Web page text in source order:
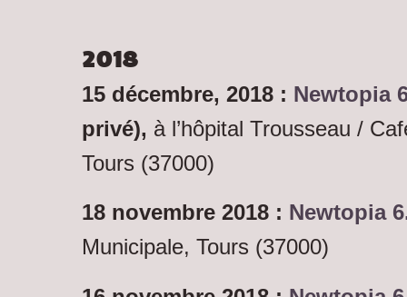
2018
15 décembre, 2018 : Newtopia
privé), à l’hôpital Trousseau /
Tours (37000)
18 novembre 2018 : Newtopia
Municipale, Tours (37000)